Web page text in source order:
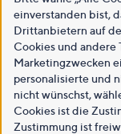
einverstanden bist,
Drittanbietern auf
Cookies und andere
Marketingzwecken
personalisierte und
nicht wünschst,
Cookies ist die
Zustimmung ist